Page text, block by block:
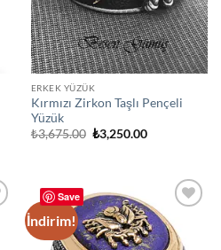
ERKEK YÜZÜK
Kırmızı Zirkon Taşlı Pençeli
Yüzük
₺3,675.00 Orijinal
fiyat:
₺3,250.00Şu
Save
İndirim!
Add to
wishlist